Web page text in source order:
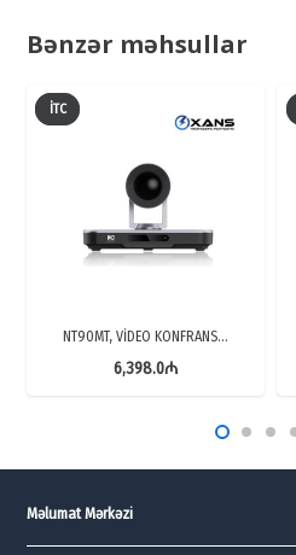
Bənzər məhsullar
İTC
NT90MT, VİDEO KONFRANS…
6,398.0₼
Məlumat Mərkəzi